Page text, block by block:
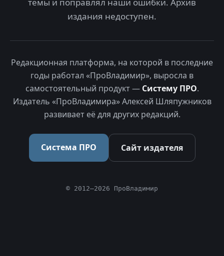
издания недоступен.
Редакционная платформа, на которой в последние
годы работал «ПроВладимир», выросла в
самостоятельный продукт — Систему ПРО.
Издатель «ПроВладимира» Алексей Шляпужников
развивает её для других редакций.
Система ПРО Сайт издателя
© 2012–2026 ПроВладимир